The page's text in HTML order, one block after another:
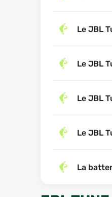
Le JBL
Le JBL
Le JBL
Le JBL
La